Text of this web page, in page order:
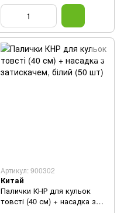
Артикул: 900302
Китай
Палички КНР для кульок
товсті (40 см) + насадка з